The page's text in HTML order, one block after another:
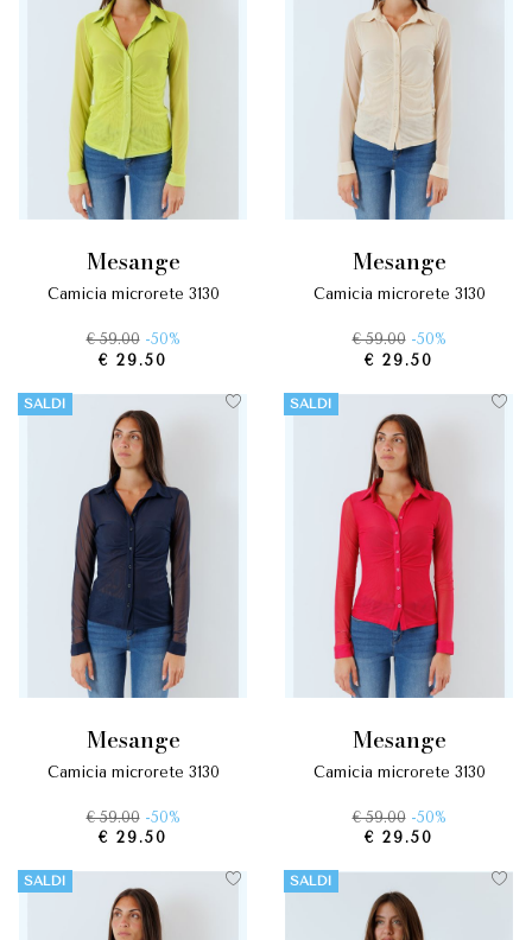
mesange
camicia microrete 3130
€ 59.00 -50%
€ 29.50
mesange
camicia microrete 3130
€ 59.00 -50%
€ 29.50
SALDI
mesange
camicia microrete 3130
€ 59.00 -50%
€ 29.50
SALDI
mesange
camicia microrete 3130
€ 59.00 -50%
€ 29.50
SALDI SALDI